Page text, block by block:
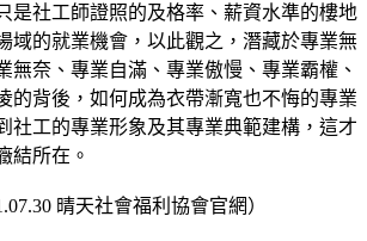
是社工師證照的及格率、薪資水準的樓地
域的就業機會，以此觀之，潛藏於專業無
無奈、專業自滿、專業傲慢、專業霸權、
的背後，如何成為衣帶漸寬也不悔的專業
社工的專業形象及其專業典範建構，這才
結所在。
晴天社會福利協會官網）